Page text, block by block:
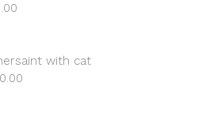
with cat